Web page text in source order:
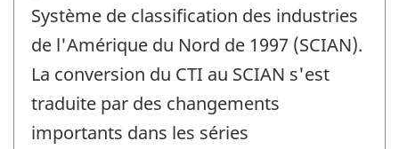
Système de classification des industries
de l'Amérique du Nord de 1997 (SCIAN).
La conversion du CTI au SCIAN s'est
traduite par des changements
importants dans les séries